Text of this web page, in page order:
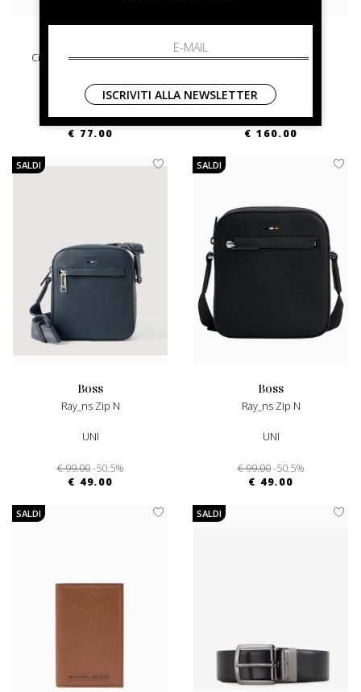
Cintura Da Uomo In Pelle
UNI
€ 110.00-30%
€ 77.00
Zaino Nero
UNI
€ 320.00-50%
€ 160.00
SALDI
boss
Ray_ns Zip N
UNI
€ 99.00 -50.5%
€ 49.00
SALDI
boss
Ray_ns Zip N
UNI
€ 99.00 -50.5%
€ 49.00
SALDI SALDI
ISCRIVITI ALLA NEWSLETTER